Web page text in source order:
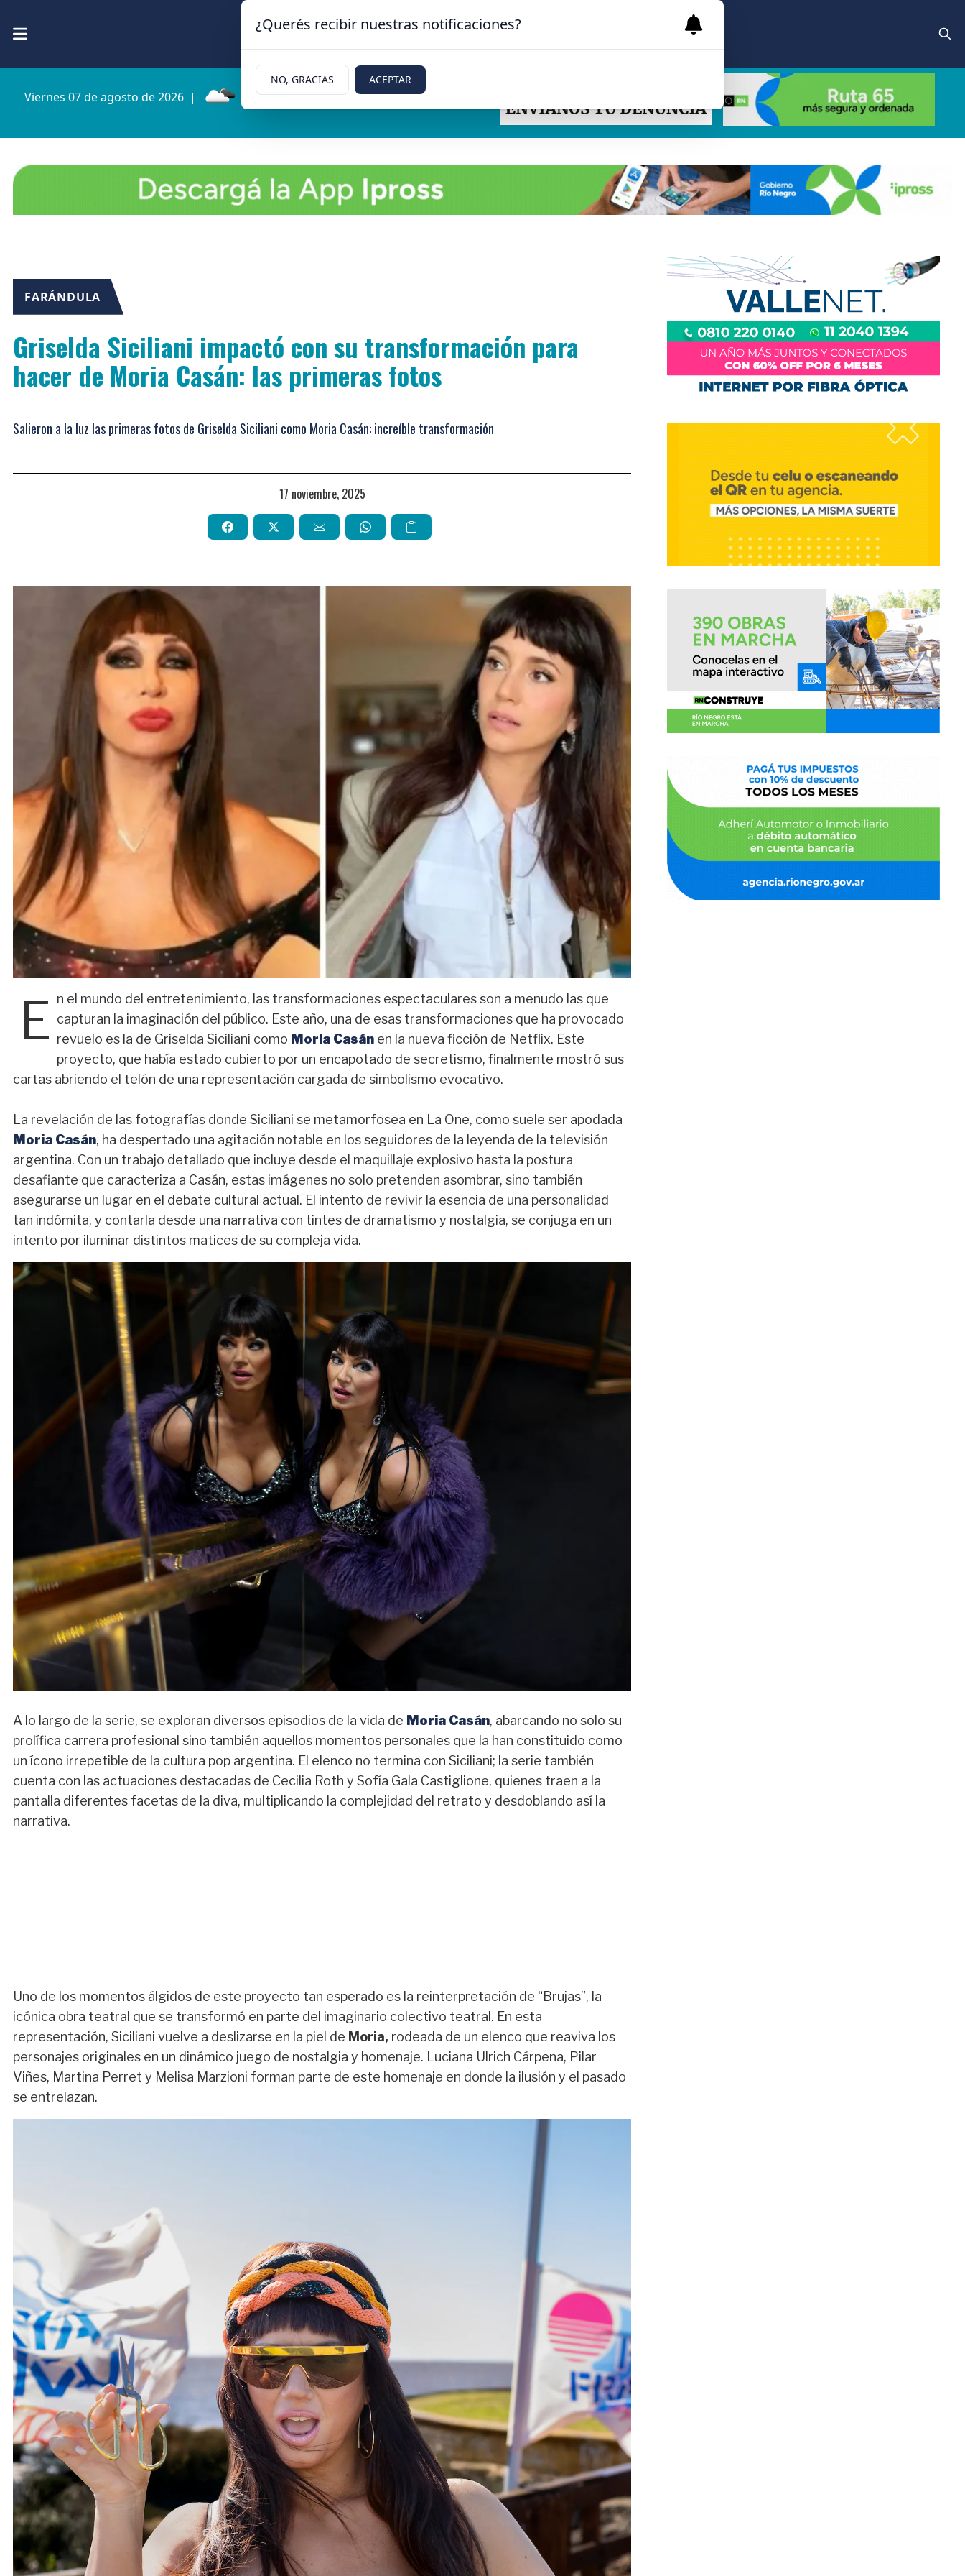
Viernes 07 de agosto de 2026 | 9.9ºc | Cipolletti, Rio Negro
FARÁNDULA
Griselda Siciliani impactó con su transformación para
hacer de Moria Casán: las primeras fotos
Salieron a la luz las primeras fotos de Griselda Siciliani como Moria Casán: increíble transformación
17 noviembre, 2025
E n el mundo del entretenimiento, las transformaciones espectaculares son a menudo las que
capturan la imaginación del público. Este año, una de esas transformaciones que ha provocado
revuelo es la de Griselda Siciliani como Moria Casán en la nueva ficción de Netflix. Este
proyecto, que había estado cubierto por un encapotado de secretismo, finalmente mostró sus
cartas abriendo el telón de una representación cargada de simbolismo evocativo.
La revelación de las fotografías donde Siciliani se metamorfosea en La One, como suele ser apodada
Moria Casán, ha despertado una agitación notable en los seguidores de la leyenda de la televisión
argentina. Con un trabajo detallado que incluye desde el maquillaje explosivo hasta la postura
desafiante que caracteriza a Casán, estas imágenes no solo pretenden asombrar, sino también
asegurarse un lugar en el debate cultural actual. El intento de revivir la esencia de una personalidad
tan indómita, y contarla desde una narrativa con tintes de dramatismo y nostalgia, se conjuga en un
intento por iluminar distintos matices de su compleja vida.
A lo largo de la serie, se exploran diversos episodios de la vida de Moria Casán, abarcando no solo su
prolífica carrera profesional sino también aquellos momentos personales que la han constituido como
un ícono irrepetible de la cultura pop argentina. El elenco no termina con Siciliani; la serie también
cuenta con las actuaciones destacadas de Cecilia Roth y Sofía Gala Castiglione, quienes traen a la
pantalla diferentes facetas de la diva, multiplicando la complejidad del retrato y desdoblando así la
narrativa.
Uno de los momentos álgidos de este proyecto tan esperado es la reinterpretación de “Brujas”, la
icónica obra teatral que se transformó en parte del imaginario colectivo teatral. En esta
representación, Siciliani vuelve a deslizarse en la piel de Moria, rodeada de un elenco que reaviva los
personajes originales en un dinámico juego de nostalgia y homenaje. Luciana Ulrich Cárpena, Pilar
Viñes, Martina Perret y Melisa Marzioni forman parte de este homenaje en donde la ilusión y el pasado
se entrelazan.
¿Querés recibir nuestras notificaciones?
NO, GRACIAS ACEPTAR